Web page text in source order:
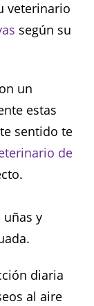
veterinario
según su
un
estas
sentido te
de
uñas y
diaria
al aire